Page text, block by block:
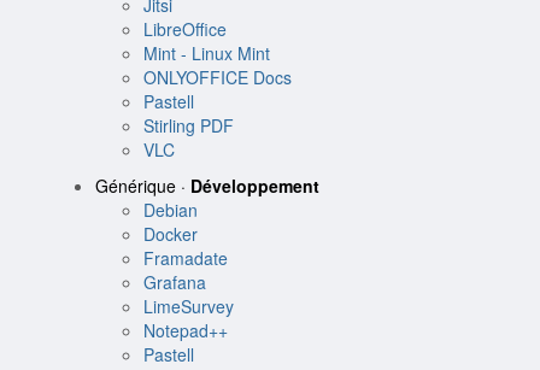
Jitsi
LibreOffice
Mint - Linux Mint
ONLYOFFICE Docs
Pastell
Stirling PDF
VLC
Générique · Développement
Debian
Docker
Framadate
Grafana
LimeSurvey
Notepad++
Pastell